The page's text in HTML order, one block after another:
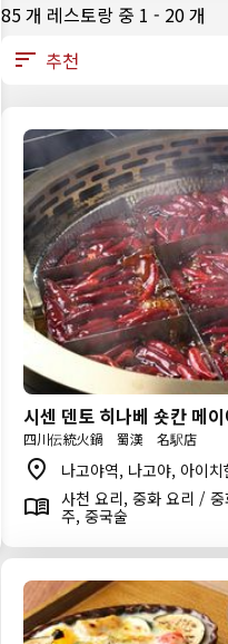
85 개 레스토랑 중 1 - 20 개
시센 덴토 히나베 숏칸 메
四川伝統火鍋 蜀漢 名駅店
나고야역, 나고야, 아이치
사천 요리, 중화 요리 /
주, 중국술